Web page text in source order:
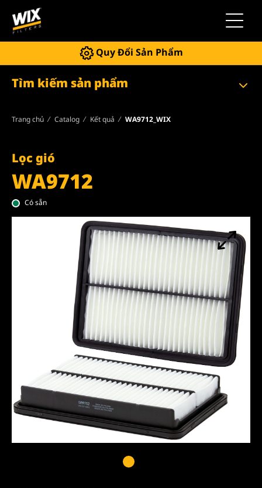
Quy Đổi Sản Phẩm
Tìm kiếm sản phẩm
Trang chủ Catalog Kết quả WA9712_WIX
Lọc gió
WA9712
Có sẵn